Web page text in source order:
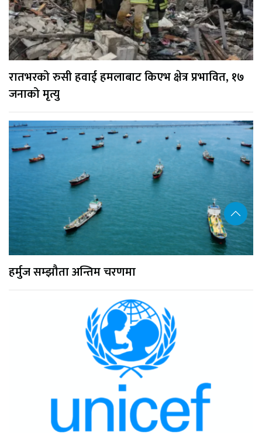
रातभरको रुसी हवाई हमलाबाट किएभ क्षेत्र प्रभावित, १७
जनाको मृत्यु
हर्मुज सम्झौता अन्तिम चरणमा